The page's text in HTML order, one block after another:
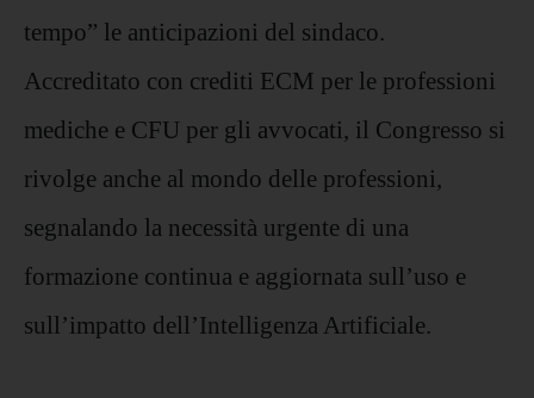
tempo” le anticipazioni del sindaco.
Accreditato con crediti ECM per le professioni
mediche e CFU per gli avvocati, il Congresso si
rivolge anche al mondo delle professioni,
segnalando la necessità urgente di una
formazione continua e aggiornata sull’uso e
sull’impatto dell’Intelligenza Artificiale.